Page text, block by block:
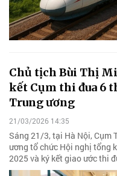
Chủ tịch Bùi Thị
kết Cụm thi đua 6
Trung ương
21/03/2026 14:35
Sáng 21/3, tại Hà Nội, Cụm
ương tổ chức Hội nghị tổng
2025 và ký kết giao ước thi